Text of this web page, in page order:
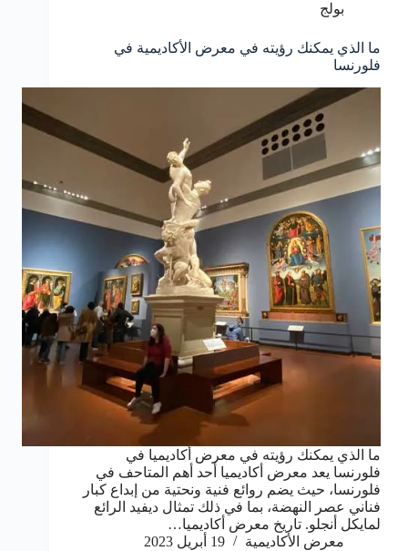
بولج
ما الذي يمكنك رؤيته في معرض الأكاديمية في
فلورنسا
ما الذي يمكنك رؤيته في معرض أكاديميا في
فلورنسا يعد معرض أكاديميا أحد أهم المتاحف في
فلورنسا، حيث يضم روائع فنية ونحتية من إبداع كبار
فناني عصر النهضة، بما في ذلك تمثال ديفيد الرائع
لمايكل أنجلو. تاريخ معرض أكاديميا…
معرض الأكاديمية
19 أبريل 2023